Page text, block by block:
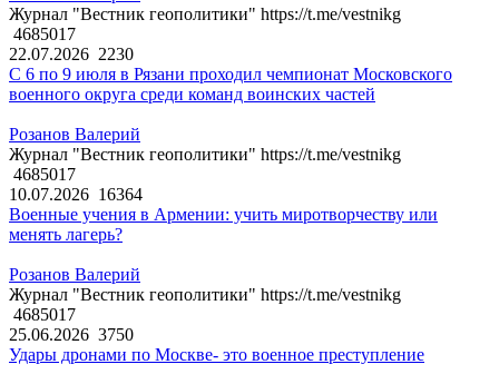
Журнал "Вестник геополитики" https://t.me/vestnikg
4685017
22.07.2026 2230
С 6 по 9 июля в Рязани проходил чемпионат Московского
военного округа среди команд воинских частей
Розанов Валерий
Журнал "Вестник геополитики" https://t.me/vestnikg
4685017
10.07.2026 16364
Военные учения в Армении: учить миротворчеству или
менять лагерь?
Розанов Валерий
Журнал "Вестник геополитики" https://t.me/vestnikg
4685017
25.06.2026 3750
Удары дронами по Москве- это военное преступление